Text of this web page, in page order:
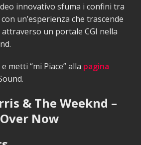
innovativo sfuma i confini tra
un’esperienza che trascende
un portale CGI nella
e metti “mi Piace” alla pagina
& The Weeknd –
Over Now